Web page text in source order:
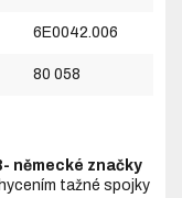
6E0042.006
80 058
německé značky
tažné spojky